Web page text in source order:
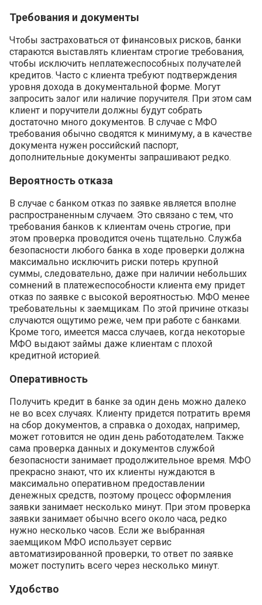
Требования и документы
Чтобы застраховаться от финансовых рисков, банки
стараются выставлять клиентам строгие требования,
чтобы исключить неплатежеспособных получателей
кредитов. Часто с клиента требуют подтверждения
уровня дохода в документальной форме. Могут
запросить залог или наличие поручителя. При этом сам
клиент и поручители должны будут собрать
достаточно много документов. В случае с МФО
требования обычно сводятся к минимуму, а в качестве
документа нужен российский паспорт,
дополнительные документы запрашивают редко.
Вероятность отказа
В случае с банком отказ по заявке является вполне
распространенным случаем. Это связано с тем, что
требования банков к клиентам очень строгие, при
этом проверка проводится очень тщательно. Служба
безопасности любого банка в ходе проверки должна
максимально исключить риски потерь крупной
суммы, следовательно, даже при наличии небольших
сомнений в платежеспособности клиента ему придет
отказ по заявке с высокой вероятностью. МФО менее
требовательны к заемщикам. По этой причине отказы
случаются ощутимо реже, чем при работе с банками.
Кроме того, имеется масса случаев, когда некоторые
МФО выдают займы даже клиентам с плохой
кредитной историей.
Оперативность
Получить кредит в банке за один день можно далеко
не во всех случаях. Клиенту придется потратить время
на сбор документов, а справка о доходах, например,
может готовится не один день работодателем. Также
сама проверка данных и документов службой
безопасности занимает продолжительное время. МФО
прекрасно знают, что их клиенты нуждаются в
максимально оперативном предоставлении
денежных средств, поэтому процесс оформления
заявки занимает несколько минут. При этом проверка
заявки занимает обычно всего около часа, редко
нужно несколько часов. Если же выбранная
заемщиком МФО использует сервис
автоматизированной проверки, то ответ по заявке
может поступить всего через несколько минут.
Удобство